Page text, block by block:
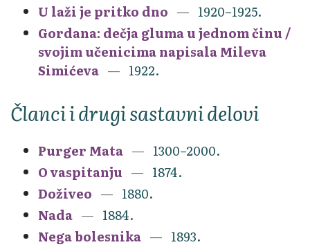
U laži je pritko dno
1920–1925.
Gordana: dečja gluma u jednom činu /
svojim učenicima napisala Mileva
Simićeva
1922.
Članci i drugi sastavni delovi
Purger Mata
1300–2000.
O vaspitanju
1874.
Doživeo
1880.
Nada
1884.
Nega bolesnika
1893.